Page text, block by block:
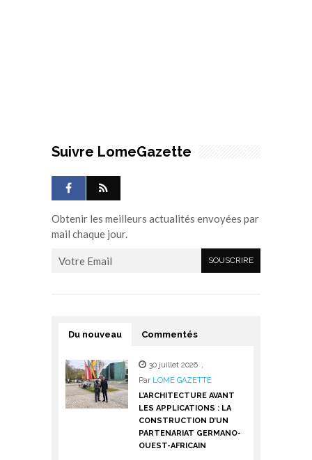
Suivre LomeGazette
Obtenir les meilleurs actualités envoyées par
mail chaque jour.
Du nouveau Commentés
30 juillet 2026 ,
Par LOME GAZETTE
L’ARCHITECTURE AVANT
LES APPLICATIONS : LA
CONSTRUCTION D’UN
PARTENARIAT GERMANO-
OUEST-AFRICAIN